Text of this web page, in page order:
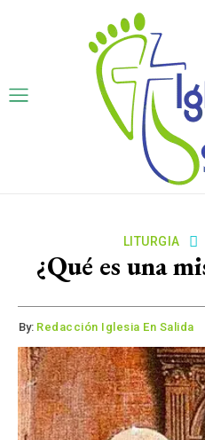
LITURGIA
¿Qué es una
By: Redacción Iglesia En Salida